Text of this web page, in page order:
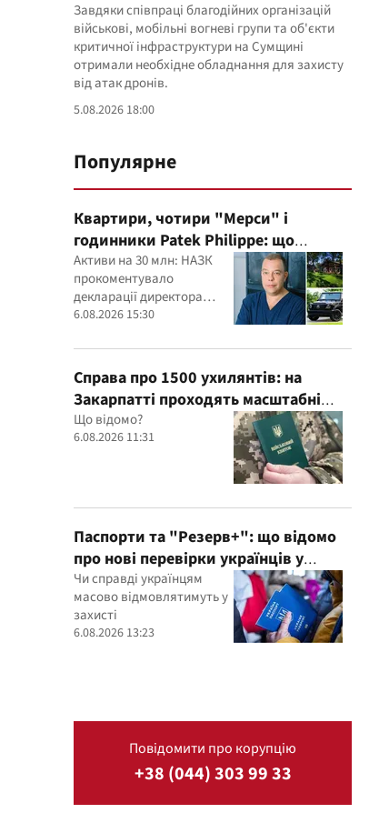
Завдяки співпраці благодійних організацій
військові, мобільні вогневі групи та об'єкти
критичної інфраструктури на Сумщині
отримали необхідне обладнання для захисту
від атак дронів.
5.08.2026 18:00
Популярне
Квартири, чотири "Мерси" і
годинники Patek Philippe: що
показала перевірка декларацій
керівника дитячого кардіоцентру
Маньковського і що каже НАЗК?
Активи на 30 млн: НАЗК
прокоментувало
декларації директора
кардіоцентру Георгія
6.08.2026 15:30
Справа про 1500 ухилянтів: на
Закарпатті проходять масштабні
обшуки в ТЦК, – Глагола
Що відомо?
6.08.2026 11:31
Паспорти та "Резерв+": що відомо
про нові перевірки українців у
Румунії
Чи справді українцям
масово відмовлятимуть у
захисті
6.08.2026 13:23
Повідомити про корупцію
+38 (044) 303 99 33